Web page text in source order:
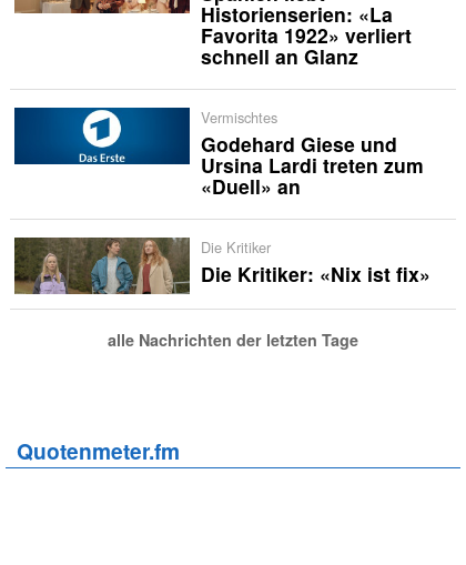
Historienserien: «La
Favorita 1922» verliert
schnell an Glanz
Vermischtes
Godehard Giese und
Ursina Lardi treten zum
«Duell» an
Die Kritiker
Die Kritiker: «Nix ist fix»
alle Nachrichten der letzten Tage
Quotenmeter.fm